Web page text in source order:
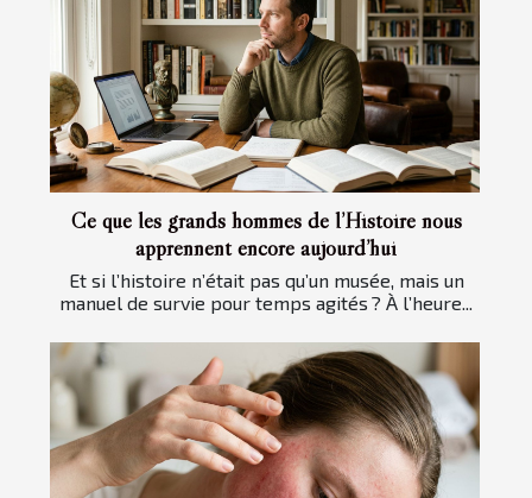
Ce que les grands hommes de l’Histoire nous
apprennent encore aujourd’hui
Et si l’histoire n’était pas qu’un musée, mais un
manuel de survie pour temps agités ? À l’heure...